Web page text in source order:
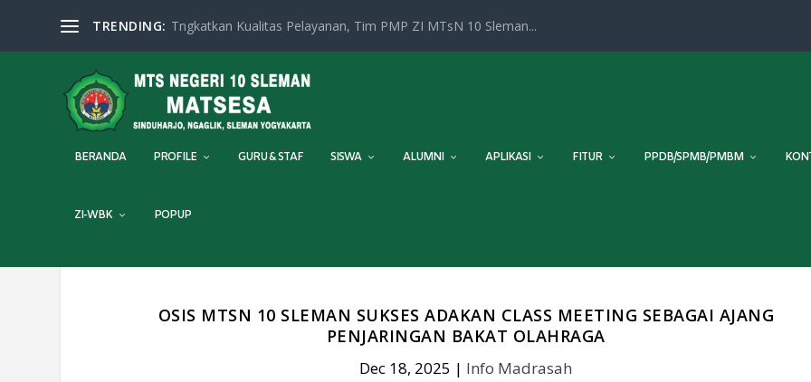
TRENDING: Tngkatkan Kualitas Pelayanan, Tim PMP ZI MTsN 10 Sleman...
BERANDA PROFILE GURU & STAF SISWA ALUMNI APLIKASI FITUR PPDB/SPMB/PMBM
ZI-WBK POPUP
OSIS MTSN 10 SLEMAN SUKSES ADAKAN CLASS MEETING SEBAGAI AJANG
PENJARINGAN BAKAT OLAHRAGA
Dec 18, 2025 | Info Madrasah